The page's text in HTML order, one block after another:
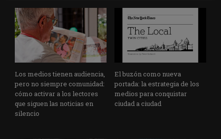
Los medios tienen audiencia,
pero no siempre comunidad:
cómo activar a los lectores
que siguen las noticias en
silencio
El buzón como nueva
portada: la estrategia de los
medios para conquistar
ciudad a ciudad